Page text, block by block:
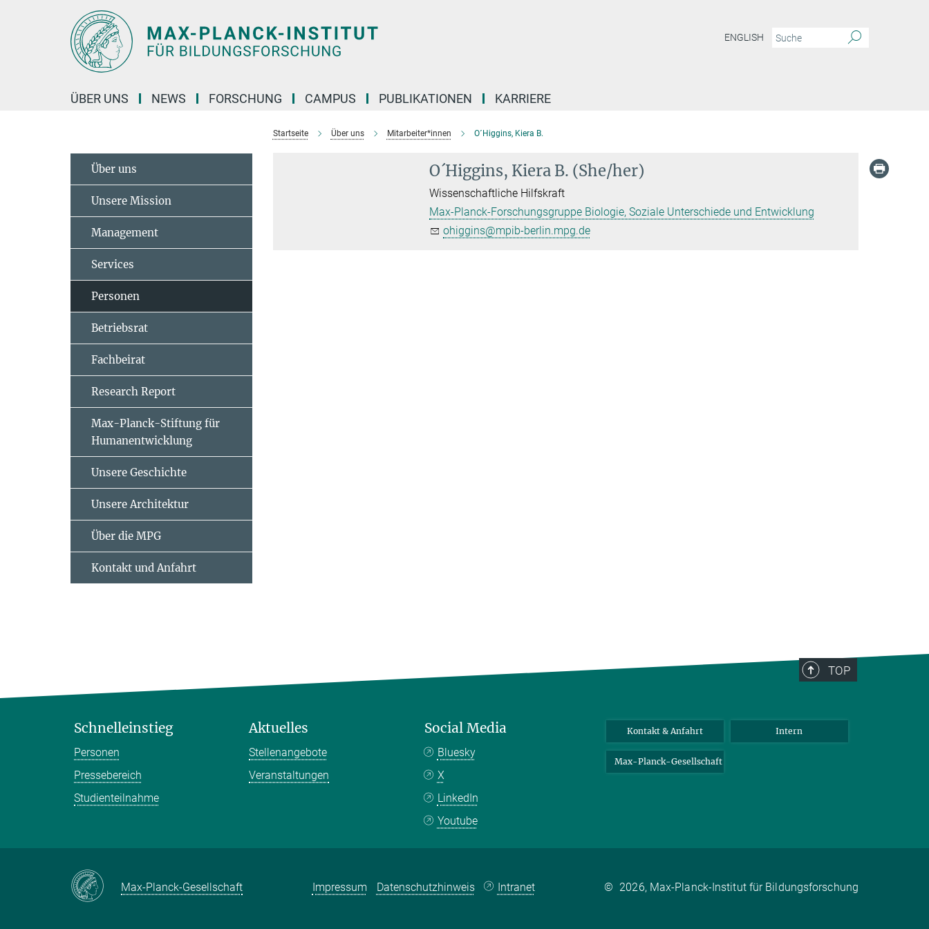
ENGLISH
ÜBER UNS NEWS FORSCHUNG CAMPUS PUBLIKATIONEN KARRIERE
Startseite Über uns Mitarbeiter*innen O´Higgins, Kiera B.
O´Higgins, Kiera B. (She/her)
Wissenschaftliche Hilfskraft
Max-Planck-Forschungsgruppe Biologie, Soziale Unterschiede und Entwicklung
ohiggins@mpib-berlin.mpg.de
Über uns
Unsere Mission
Management
Services
Personen
Betriebsrat
Fachbeirat
Research Report
Max-Planck-Stiftung für
Humanentwicklung
Unsere Geschichte
Unsere Architektur
Über die MPG
Kontakt und Anfahrt
TOP
Schnelleinstieg
Personen
Pressebereich
Studienteilnahme
Aktuelles
Stellenangebote
Veranstaltungen
Social Media
Bluesky
X
LinkedIn
Youtube
Kontakt & Anfahrt Intern
Max-Planck-Gesellschaft
Max-Planck-Gesellschaft Impressum Datenschutzhinweis Intranet © 2026, Max-Planck-Institut für Bildungsforschung